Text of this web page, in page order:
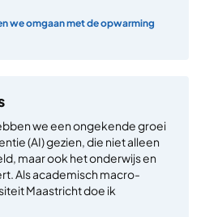
we omgaan met de opwarming
we een ongekende groei
(AI) gezien, die niet alleen
maar ook het onderwijs en
Als academisch macro-
Maastricht doe ik